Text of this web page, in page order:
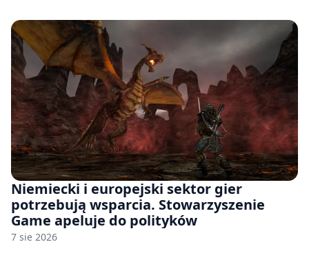
Niemiecki i europejski sektor gier
potrzebują wsparcia. Stowarzyszenie
Game apeluje do polityków
7 sie 2026